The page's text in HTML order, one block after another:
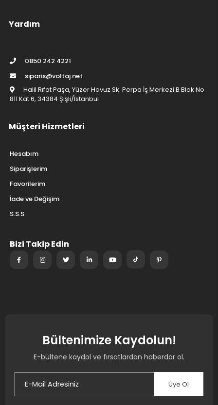
Yardım
0850 242 4221
siparis@voltaj.net
Halil Rıfat Paşa, Yüzer Havuz Sk. Perpa İş Merkezi B Blok No
811 Kat 6, 34384 Şişli/İstanbul
Müşteri Hizmetleri
Hesabım
Siparişlerim
Favorilerim
İade ve Değişim
S.S.S
Bizi Takip Edin
Bültenimize Kaydolun!
E-bültene kaydol ve fırsatlardan haberdar ol.
Üye Ol